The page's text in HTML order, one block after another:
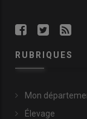
RUBRIQUES
Mon
Élevage